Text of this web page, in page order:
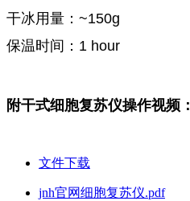
干冰用量：~150g
保温时间：1 hour
附干式细胞复苏仪操作视频：
文件下载
jnh官网细胞复苏仪.pdf